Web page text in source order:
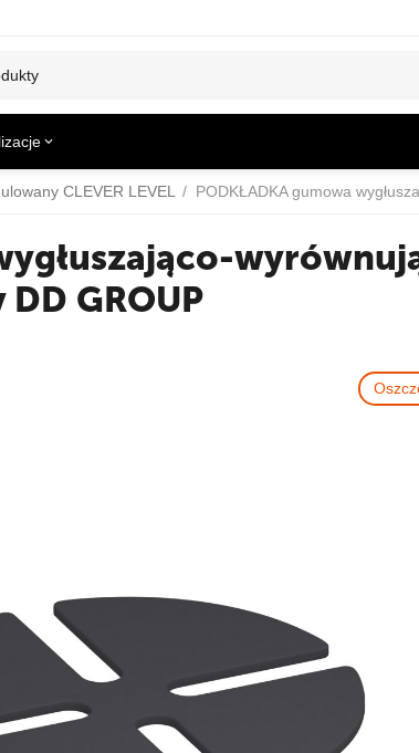
CLEVER LEVEL / PODKŁADKA gumowa
GROUP